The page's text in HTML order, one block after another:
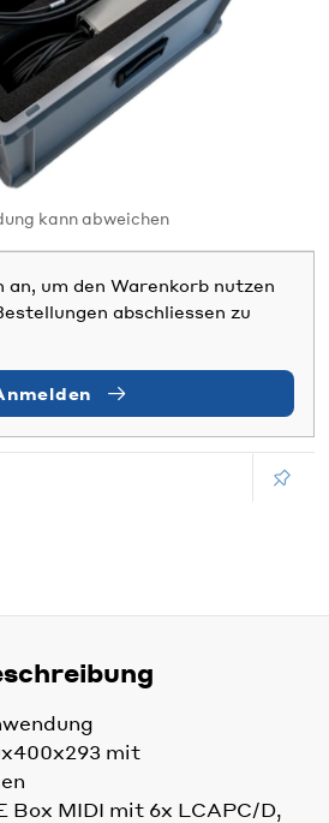
kann abweichen
um den Warenkorb nutzen
abschliessen zu
mit
Box MIDI mit 6x LCAPC/D,